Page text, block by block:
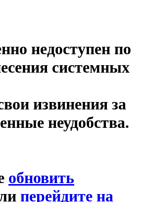
недоступен по
системных
извинения за
неудобства.
обновить
перейдите на